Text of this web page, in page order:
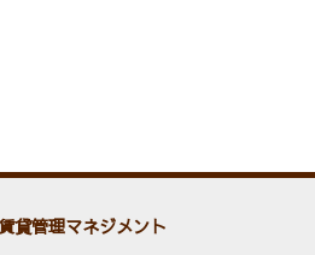
貸管理マネジメント